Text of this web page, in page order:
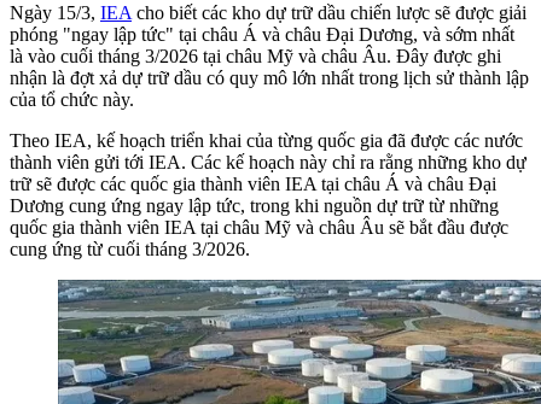
Ngày 15/3, IEA cho biết các kho dự trữ dầu chiến lược sẽ được giải
phóng "ngay lập tức" tại châu Á và châu Đại Dương, và sớm nhất
là vào cuối tháng 3/2026 tại châu Mỹ và châu Âu. Đây được ghi
nhận là đợt xả dự trữ dầu có quy mô lớn nhất trong lịch sử thành lập
của tổ chức này.
Theo IEA, kế hoạch triển khai của từng quốc gia đã được các nước
thành viên gửi tới IEA. Các kế hoạch này chỉ ra rằng những kho dự
trữ sẽ được các quốc gia thành viên IEA tại châu Á và châu Đại
Dương cung ứng ngay lập tức, trong khi nguồn dự trữ từ những
quốc gia thành viên IEA tại châu Mỹ và châu Âu sẽ bắt đầu được
cung ứng từ cuối tháng 3/2026.